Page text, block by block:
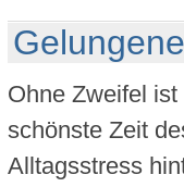
Ohne Zweifel
schönste Zeit
Alltagsstress